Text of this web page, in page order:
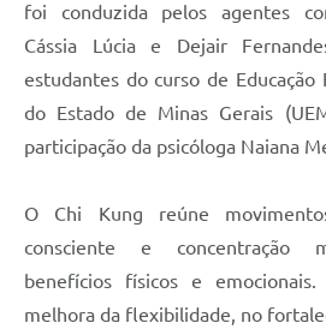
foi conduzida pelos agentes
Cássia Lúcia e Dejair
estudantes do curso de Educação
do Estado de Minas Gerais
participação da psicóloga Naiana
O Chi Kung reúne
consciente e concentração
benefícios físicos e
melhora da flexibilidade, no